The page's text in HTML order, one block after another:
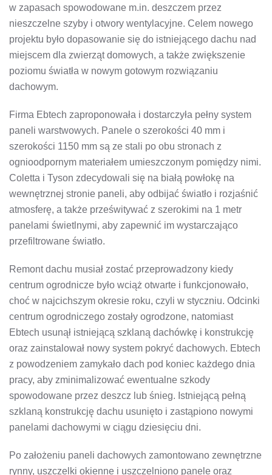
w zapasach spowodowane m.in. deszczem przez
nieszczelne szyby i otwory wentylacyjne. Celem nowego
projektu było dopasowanie się do istniejącego dachu nad
miejscem dla zwierząt domowych, a także zwiększenie
poziomu światła w nowym gotowym rozwiązaniu
dachowym.
Firma Ebtech zaproponowała i dostarczyła pełny system
paneli warstwowych. Panele o szerokości 40 mm i
szerokości 1150 mm są ze stali po obu stronach z
ognioodpornym materiałem umieszczonym pomiędzy nimi.
Coletta i Tyson zdecydowali się na białą powłokę na
wewnętrznej stronie paneli, aby odbijać światło i rozjaśnić
atmosferę, a także prześwitywać z szerokimi na 1 metr
panelami świetlnymi, aby zapewnić im wystarczająco
przefiltrowane światło.
Remont dachu musiał zostać przeprowadzony kiedy
centrum ogrodnicze było wciąż otwarte i funkcjonowało,
choć w najcichszym okresie roku, czyli w styczniu. Odcinki
centrum ogrodniczego zostały ogrodzone, natomiast
Ebtech usunął istniejącą szklaną dachówkę i konstrukcję
oraz zainstalował nowy system pokryć dachowych. Ebtech
z powodzeniem zamykało dach pod koniec każdego dnia
pracy, aby zminimalizować ewentualne szkody
spowodowane przez deszcz lub śnieg. Istniejącą pełną
szklaną konstrukcję dachu usunięto i zastąpiono nowymi
panelami dachowymi w ciągu dziesięciu dni.
Po założeniu paneli dachowych zamontowano zewnętrzne
rynny, uszczelki okienne i uszczelniono panele oraz